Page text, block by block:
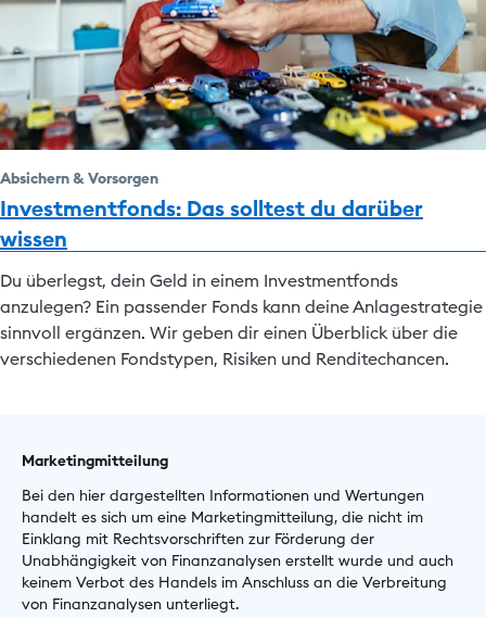
Absichern & Vorsorgen
Investmentfonds: Das solltest du darüber
wissen
Du überlegst, dein Geld in einem Investmentfonds
anzulegen? Ein passender Fonds kann deine Anlagestrategie
sinnvoll ergänzen. Wir geben dir einen Überblick über die
verschiedenen Fondstypen, Risiken und Renditechancen.
Marketingmitteilung
Bei den hier dargestellten Informationen und Wertungen
handelt es sich um eine Marketingmitteilung, die nicht im
Einklang mit Rechtsvorschriften zur Förderung der
Unabhängigkeit von Finanzanalysen erstellt wurde und auch
keinem Verbot des Handels im Anschluss an die Verbreitung
von Finanzanalysen unterliegt.